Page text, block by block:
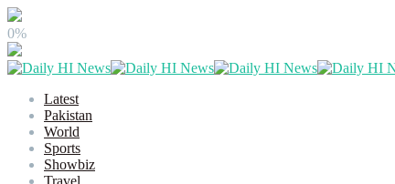
0%
Latest
Pakistan
World
Sports
Showbiz
Travel